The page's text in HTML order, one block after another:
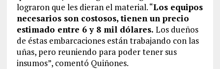
lograron que les dieran el material. “Los equipos
necesarios son costosos, tienen un precio
estimado entre 6 y 8 mil dólares. Los dueños
de éstas embarcaciones están trabajando con las
uñas, pero reuniendo para poder tener sus
insumos”, comentó Quiñones.